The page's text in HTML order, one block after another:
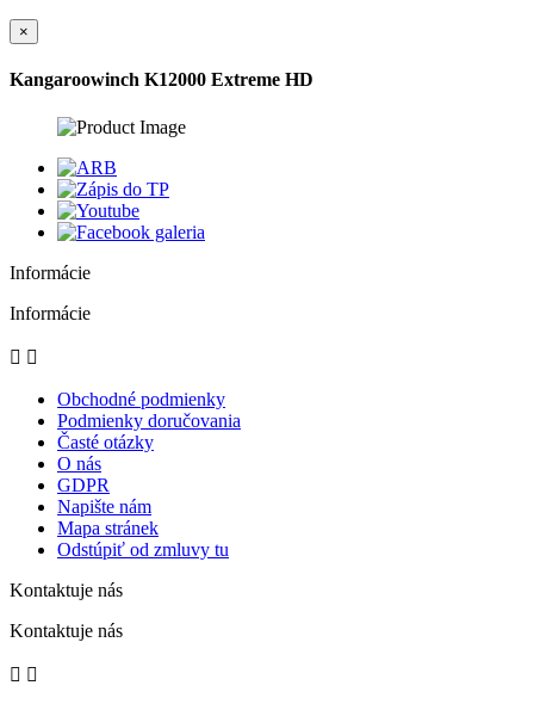
×
Kangaroowinch K12000 Extreme HD
Informácie
Informácie
 
Obchodné podmienky
Podmienky doručovania
Časté otázky
O nás
GDPR
Napište nám
Mapa stránek
Odstúpiť od zmluvy tu
Kontaktuje nás
Kontaktuje nás
 